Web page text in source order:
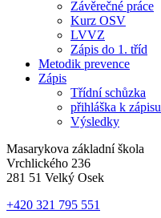
Závěrečné práce
Kurz OSV
LVVZ
Zápis do 1. tříd
Metodik prevence
Zápis
Třídní schůzka
přihláška k zápisu
Výsledky
Masarykova základní škola
Vrchlického 236
281 51 Velký Osek
+420 321 795 551